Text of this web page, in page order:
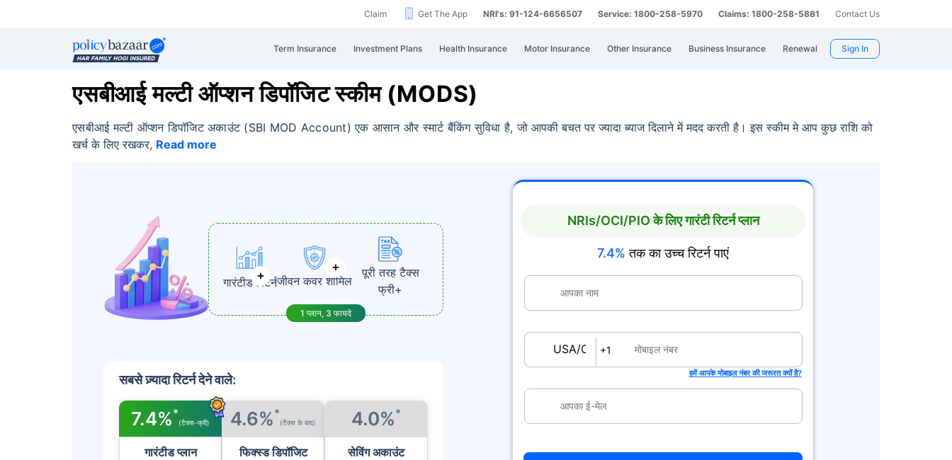
Claim Get The App NRI's: 91-124-6656507 Service: 1800-258-5970 Claims: 1800-258-5881 Contact Us
Term Insurance Investment Plans Health Insurance Motor Insurance Other Insurance Business Insurance Renewal Sign In
एसबीआई मल्टी ऑप्शन डिपॉजिट स्कीम (MODS)
एसबीआई मल्टी ऑप्शन डिपॉजिट अकाउंट (SBI MOD Account) एक आसान और स्मार्ट बैंकिंग सुविधा है,जो आपकी बचत पर ज्यादा ब्याज दिलाने में मदद करती है। इस स्कीम मे आप कुछ राशि को
खर्च के लिए रखकर, Read more
गारंटीड रिटर्नजीवन कवर शामिल
पूरी तरह टैक्स
फ्री+
1 प्लान, 3 फायदे
सबसे ज़्यादा रिटर्न देने वाले:
7.4%*
(टैक्स-फ्री)
गारंटीड प्लान
4.6%*
(टैक्स के बाद)
फिक्स्ड डिपॉजिट
4.0%*
सेविंग अकाउंट
NRIs/OCI/PIO के लिए गारंटी रिटर्न प्लान
7.4%तक का उच्च रिटर्न पाएं
USA/Canada
+1
हमें आपके मोबाइल नंबर की जरूरत क्यों है?